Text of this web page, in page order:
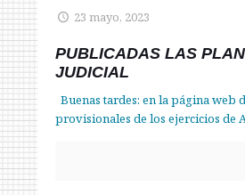
23 mayo, 2023
PUBLICADAS LAS
JUDICIAL
Buenas tardes: en la página web
provisionales de los ejercicios de